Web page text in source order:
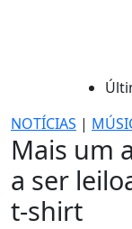
NOTÍCIAS |
Mais um
a ser
t-shirt